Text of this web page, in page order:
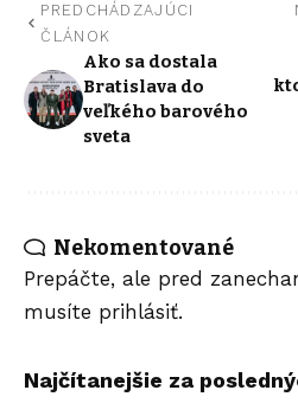
PREDCHÁDZAJÚCI
ČLÁNOK
Ako sa dostala
Bratislava do
veľkého barového
sveta
Nekomentované
Prepáčte, ale pred
musíte prihlásiť.
Najčítanejšie za